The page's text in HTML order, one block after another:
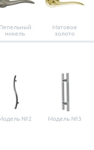
Пепельный
никель
Матовое
золото
№2 Модель №3